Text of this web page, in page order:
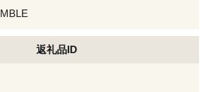
返礼品ID